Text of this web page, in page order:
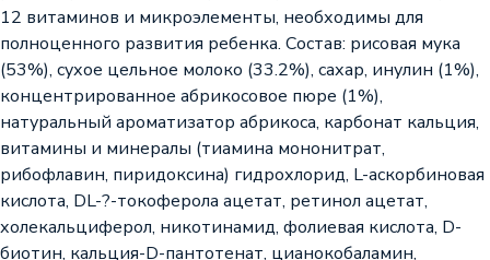
12 витаминов и микроэлементы, необходимы для
полноценного развития ребенка. Состав: рисовая мука
(53%), сухое цельное молоко (33.2%), сахар, инулин (1%),
концентрированное абрикосовое пюре (1%),
натуральный ароматизатор абрикоса, карбонат кальция,
витамины и минералы (тиамина мононитрат,
рибофлавин, пиридоксина) гидрохлорид, L-аскорбиновая
кислота, DL-?-токоферола ацетат, ретинол ацетат,
холекальциферол, никотинамид, фолиевая кислота, D-
биотин, кальция-D-пантотенат, цианокобаламин,